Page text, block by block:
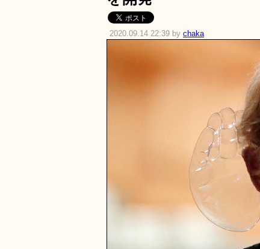
2020.09.14 22:39 by chaka